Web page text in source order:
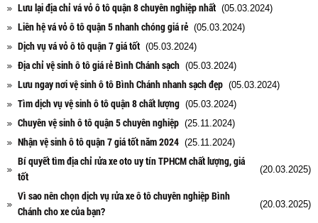
Lưu lại địa chỉ vá vỏ ô tô quận 8 chuyên nghiệp nhất (05.03.2024)
Liên hệ vá vỏ ô tô quận 5 nhanh chóng giá rẻ (05.03.2024)
Dịch vụ vá vỏ ô tô quận 7 giá tốt (05.03.2024)
Địa chỉ vệ sinh ô tô giá rẻ Bình Chánh sạch (05.03.2024)
Lưu ngay nơi vệ sinh ô tô Bình Chánh nhanh sạch đẹp (05.03.2024)
Tìm dịch vụ vệ sinh ô tô quận 8 chất lượng (05.03.2024)
Chuyên vệ sinh ô tô quận 5 chuyên nghiệp (25.11.2024)
Nhận vệ sinh ô tô quận 7 giá tốt năm 2024 (25.11.2024)
Bí quyết tìm địa chỉ rửa xe oto uy tín TPHCM chất lượng, giá
tốt
(20.03.2025)
Vì sao nên chọn dịch vụ rửa xe ô tô chuyên nghiệp Bình
Chánh cho xe của bạn?
(20.03.2025)